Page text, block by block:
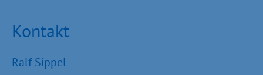
Kontakt
Ralf Sippel